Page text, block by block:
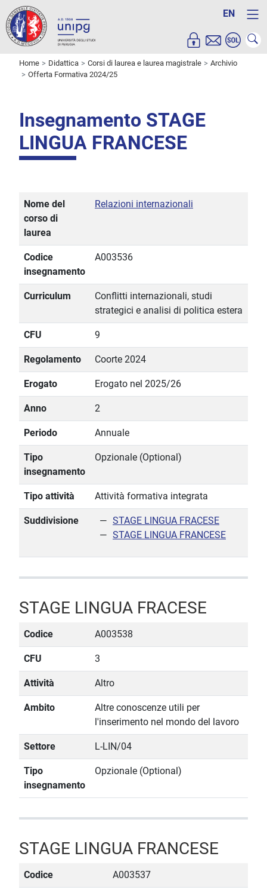
EN
Home Didattica Corsi di laurea e laurea magistrale
Archivio
Offerta Formativa 2024/25
Insegnamento STAGE
LINGUA FRANCESE
Nome del
corso di
laurea
Relazioni internazionali
Codice
insegnamento
A003536
Curriculum
Conflitti internazionali, studi
strategici e analisi di politica estera
CFU 9
Regolamento Coorte 2024
Erogato Erogato nel 2025/26
Anno 2
Periodo Annuale
Tipo
insegnamento
Opzionale (Optional)
Tipo attività Attività formativa integrata
Suddivisione
STAGE LINGUA FRACESE
STAGE LINGUA FRANCESE
STAGE LINGUA FRACESE
Codice A003538
CFU 3
Attività Altro
Ambito
Altre conoscenze utili per
l'inserimento nel mondo del lavoro
Settore L-LIN/04
Tipo
insegnamento
Opzionale (Optional)
STAGE LINGUA FRANCESE
Codice A003537